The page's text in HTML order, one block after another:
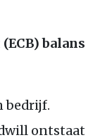
(ECB) balans
bedrijf.
ontstaat